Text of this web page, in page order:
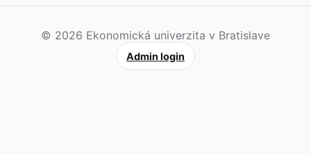
© 2026 Ekonomická univerzita v Bratislave
Admin login